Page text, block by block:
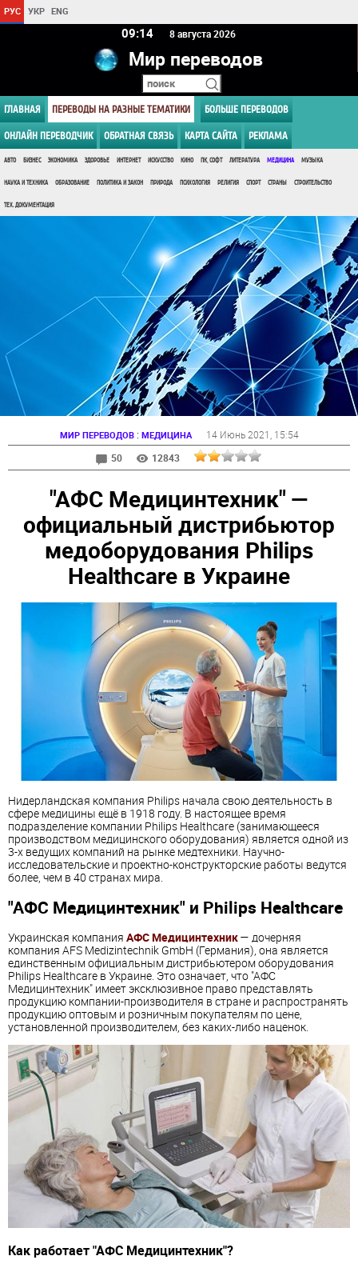
РУС УКР ENG
09 14 8 августа 2026
Мир переводов
ГЛАВНАЯ ПЕРЕВОДЫ НА РАЗНЫЕ ТЕМАТИКИ БОЛЬШЕ ПЕРЕВОДОВ
ОНЛАЙН ПЕРЕВОДЧИК ОБРАТНАЯ СВЯЗЬ КАРТА САЙТА РЕКЛАМА
АВТО БИЗНЕС ЭКОНОМИКА ЗДОРОВЬЕ ИНТЕРНЕТ ИСКУССТВО КИНО ПК, СОФТ ЛИТЕРАТУРА МЕДИЦИНА МУЗЫКА
НАУКА И ТЕХНИКА ОБРАЗОВАНИЕ ПОЛИТИКА И ЗАКОН ПРИРОДА ПСИХОЛОГИЯ РЕЛИГИЯ СПОРТ СТРАНЫ СТРОИТЕЛЬСТВО
ТЕХ. ДОКУМЕНТАЦИЯ
МИР ПЕРЕВОДОВ: МЕДИЦИНА 14 Июнь 2021 , 15:54
50
12843
"АФС Медицинтехник" —
официальный дистрибьютор
медоборудования Philips
Healthcare в Украине
Нидерландская компания Philips начала свою деятельность в
сфере медицины ещё в 1918 году. В настоящее время
подразделение компании Philips Healthcare (занимающееся
производством медицинского оборудования) является одной из
3-х ведущих компаний на рынке медтехники. Научно-
исследовательские и проектно-конструкторские работы ведутся
более, чем в 40 странах мира.
"АФС Медицинтехник" и Philips Healthcare
Украинская компания АФС Медицинтехник— дочерняя
компания AFS Medizintechnik GmbH (Германия), она является
единственным официальным дистрибьютером оборудования
Philips Healthcare в Украине. Это означает, что "АФС
Медицинтехник" имеет эксклюзивное право представлять
продукцию компании-производителя в стране и распространять
продукцию оптовым и розничным покупателям по цене,
установленной производителем, без каких-либо наценок.
Как работает "АФС Медицинтехник"?